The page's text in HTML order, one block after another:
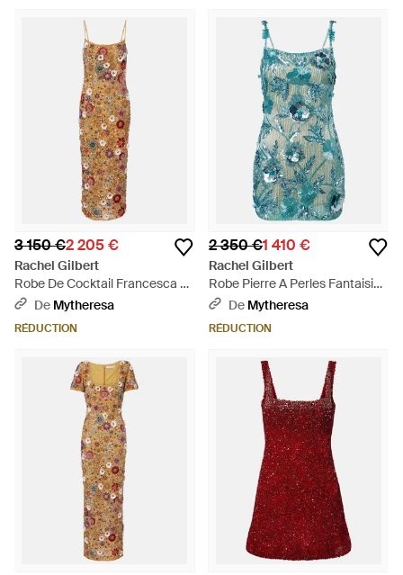
3 150 €2 205 €
Rachel Gilbert
Robe De Cocktail Francesca A
Ornements - Métallisé
De Mytheresa
RÉDUCTION
2 350 €1 410 €
Rachel Gilbert
Robe Pierre A Perles Fantaisie -
BleuDe Mytheresa
RÉDUCTION